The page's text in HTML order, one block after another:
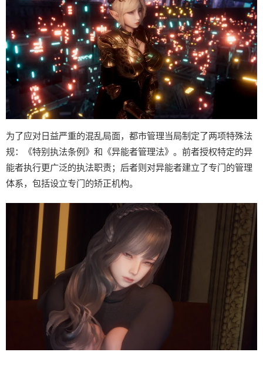
为了应对日益严重的混乱局面，都市管理当局制定了两项特殊法
规：《特别执法条例》和《异能者管理法》。前者授权特定的异
能者执行更广泛的执法职责；后者则对异能者建立了专门的管理
体系，包括设立专门的矫正机构。